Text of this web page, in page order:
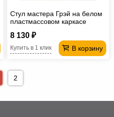
Стул мастера Грэй на белом
пластмассовом каркасе
8 130 ₽
В корзину
Купить в 1 клик
2